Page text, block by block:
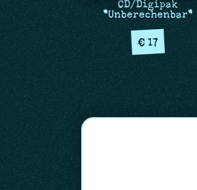
CD/Digipak
"Unberechenbar"
€ 17